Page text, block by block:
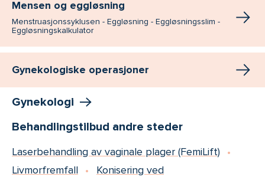
Mensen og eggløsning
Menstruasjonssyklusen - Eggløsning - Eggløsningsslim -
Eggløsningskalkulator
Gynekologiske operasjoner
Gynekologi
Behandlingstilbud andre steder
Laserbehandling av vaginale plager (FemiLift)
Livmorfremfall
Konisering ved